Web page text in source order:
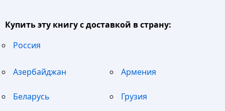
Купить эту книгу с доставкой в страну:
Россия
Азербайджан Армения
Беларусь Грузия